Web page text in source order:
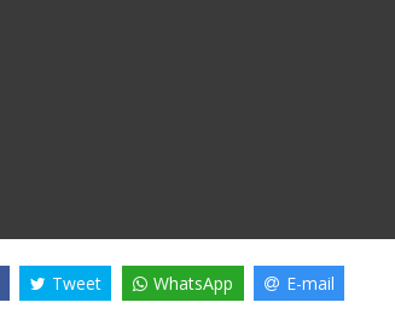
Tweet WhatsApp E-mail